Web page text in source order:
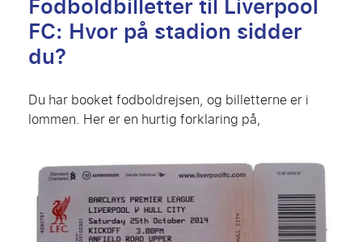
FC: Hvor på stadion sidder
du?
Du har booket fodboldrejsen, og billetterne er i
lommen. Her er en hurtig forklaring på,